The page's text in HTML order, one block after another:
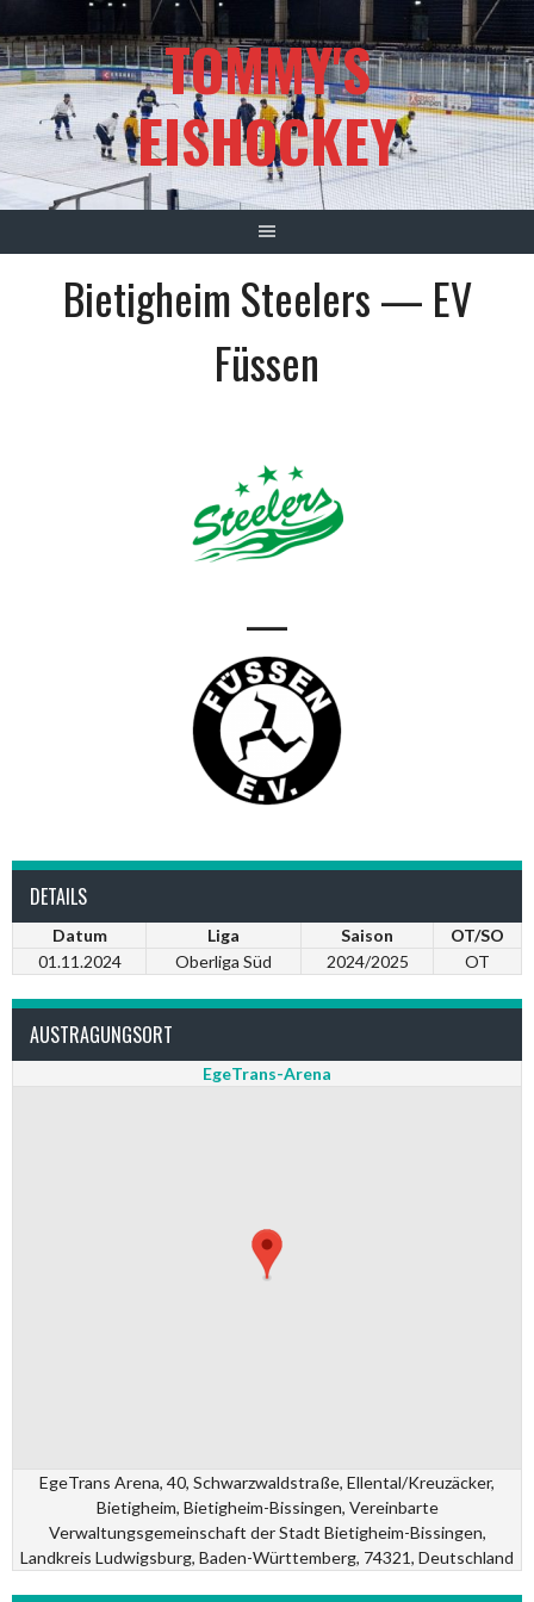
zum
Inhalt
TOMMY'S
EISHOCKEY
Bietigheim Steelers — EV
Füssen
—
DETAILS
Datum Liga Saison
OT/SO
01.11.2024
Oberliga Süd 2024/2025 OT
AUSTRAGUNGSORT
EgeTrans-Arena
EgeTrans Arena, 40, Schwarzwaldstraße, Ellental/Kreuzäcker,
Bietigheim, Bietigheim-Bissingen, Vereinbarte
Verwaltungsgemeinschaft der Stadt Bietigheim-Bissingen,
Landkreis Ludwigsburg, Baden-Württemberg, 74321, Deutschland